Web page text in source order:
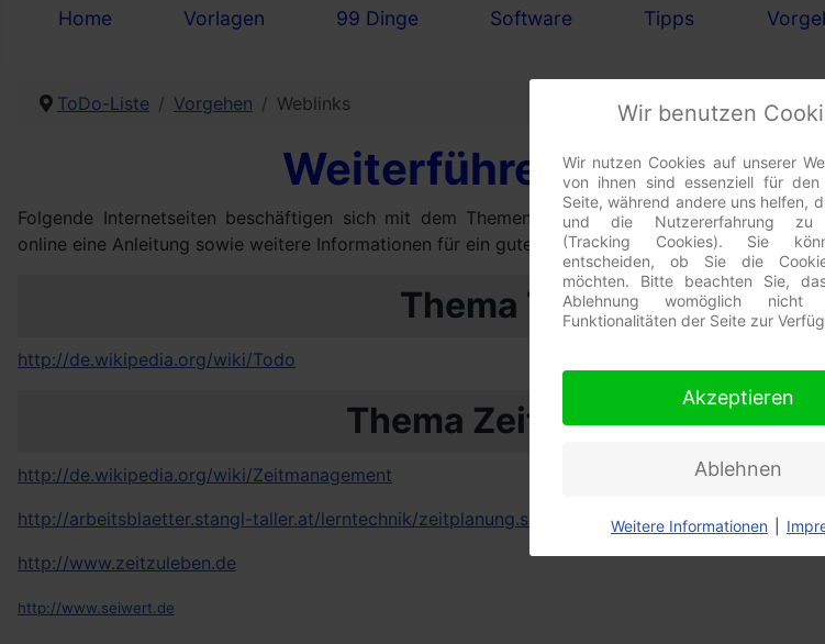
Home Vorlagen 99 Dinge Software Tipps
ToDo-Liste Vorgehen Weblinks
Weiterführende
Folgende Internetseiten beschäftigen sich mit dem Themen Todo-Liste, Zeitmanagement
online eine Anleitung sowie weitere Informationen für ein gutes Selbst- und Zeitmanagement.
Thema Todo-Liste
http://de.wikipedia.org/wiki/Todo
Thema Zeitmanagement
http://de.wikipedia.org/wiki/Zeitmanagement
http://arbeitsblaetter.stangl-taller.at/lerntechnik/zeitplanung.shtml
http://www.zeitzuleben.de
http://www.seiwert.de
Wir benutzen
Wir nutzen Cookies auf unserer
von ihnen sind essenziell für
Seite, während andere uns helfen,
und die Nutzererfahrung zu
(Tracking Cookies). Sie
entscheiden, ob Sie die
möchten. Bitte beachten Sie,
Ablehnung womöglich
Funktionalitäten der Seite zur
Akzeptieren
Ablehnen
Weitere Informationen